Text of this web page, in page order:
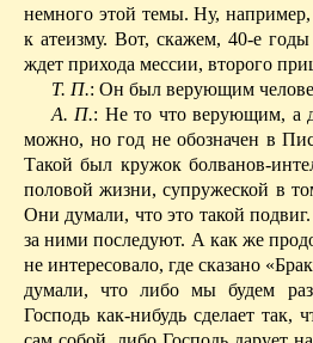
немного этой темы. Ну, например,
к атеизму. Вот, скажем, 40-е
ждет прихода мессии, второго
Т. П.: Он был верующим
А. П.: Не то что верующим, а
можно, но год не обозначен в
Такой был кружок болванов-
половой жизни, супружеской в
Они думали, что это такой
за ними последуют. А как же
не интересовало, где сказано
думали,что либо мы будем
Господь как-нибудь сделает так,